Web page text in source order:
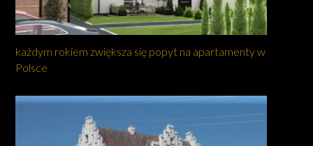
każdym rokiem zwiększa się popyt na apartamenty w
Polsce